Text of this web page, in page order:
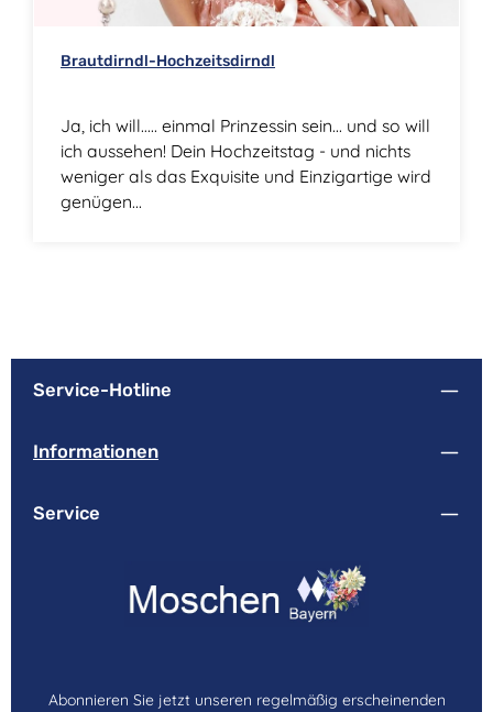
Brautdirndl-Hochzeitsdirndl
Ja, ich will….. einmal Prinzessin sein... und so will
ich aussehen! Dein Hochzeitstag - und nichts
weniger als das Exquisite und Einzigartige wird
genügen...
Service-Hotline
Informationen
Service
Abonnieren Sie jetzt unseren regelmäßig erscheinenden